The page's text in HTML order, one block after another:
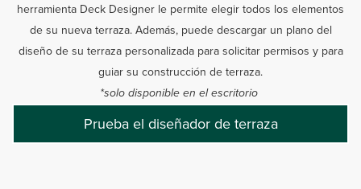
herramienta Deck Designer le permite elegir todos los elementos
de su nueva terraza. Además, puede descargar un plano del
diseño de su terraza personalizada para solicitar permisos y para
guiar su construcción de terraza.
*solo disponible en el escritorio
Prueba el diseñador de terraza